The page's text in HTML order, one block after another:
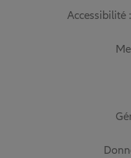
Accessibilité